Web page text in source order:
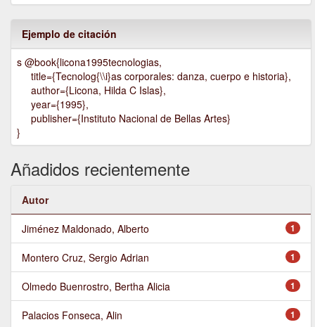
Ejemplo de citación
s @book{licona1995tecnologias,
title={Tecnolog{\\i}as corporales: danza, cuerpo e historia},
author={Licona, Hilda C Islas},
year={1995},
publisher={Instituto Nacional de Bellas Artes}
}
Añadidos recientemente
Autor
1
Jiménez Maldonado, Alberto
1
Montero Cruz, Sergio Adrian
1
Olmedo Buenrostro, Bertha Alicia
1
Palacios Fonseca, Alin